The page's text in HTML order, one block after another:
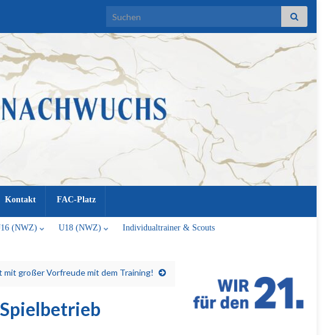
Search for:
Kontakt FAC-Platz
(NWZ) U18 (NWZ) Individualtrainer & Scouts
großer Vorfreude mit dem Training!